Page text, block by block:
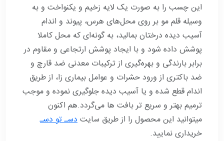
این چسب را به صورت یک لایه زخیم و یکنواخت و به
وسیله قلم مو بر روی محل‌های هرس، پیوند و اندام
آسیب دیده درختان بمالید، به گونه‌ای که محل کاملا
پوشش داده شود و با ایجاد پوشش ارتجاعی و مقاوم در
برابر بارندگی و بهره‌گیری از ترکیبات معدنی ضد قارچ و
ضد باکتری از ورود حشرات و عوامل بیماری زا، از طریق
اندام قطع شده و یا آسیب دیده جلوگیری نموده و موجب
ترمیم بهتر و سریع تر بافت ها می‌گردد.هم اکنون
میتوانید این محصول را از طریق سایتدسـ تو دسـ
خریداری نمایید.